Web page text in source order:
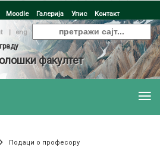
Moodle Галерија Упис Контакт
|
eng
факултет
Подаци о професору